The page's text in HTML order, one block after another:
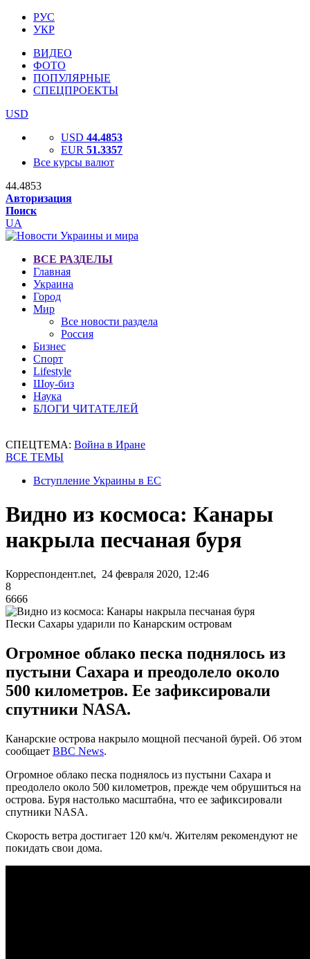
РУС
УКР
ВИДЕО
ФОТО
ПОПУЛЯРНЫЕ
СПЕЦПРОЕКТЫ
USD
USD 44.4853
EUR 51.3357
Все курсы валют
44.4853
Авторизация
Поиск
UA
ВСЕ РАЗДЕЛЫ
Главная
Украина
Город
Мир
Все новости раздела
Россия
Бизнес
Спорт
Lifestyle
Шоу-биз
Наука
БЛОГИ ЧИТАТЕЛЕЙ
СПЕЦТЕМА: Война в Иране
ВСЕ ТЕМЫ
Вступление Украины в ЕС
Видно из космоса: Канары
накрыла песчаная буря
Корреспондент.net, 24 февраля 2020, 12:46
8
6666
Пески Сахары ударили по Канарским островам
Огромное облако песка поднялось из
пустыни Сахара и преодолело около
500 километров. Ее зафиксировали
спутники NASA.
Канарские острова накрыло мощной песчаной бурей. Об этом
сообщает BBC News.
Огромное облако песка поднялось из пустыни Сахара и
преодолело около 500 километров, прежде чем обрушиться на
острова. Буря настолько масштабна, что ее зафиксировали
спутники NASA.
Скорость ветра достигает 120 км/ч. Жителям рекомендуют не
покидать свои дома.